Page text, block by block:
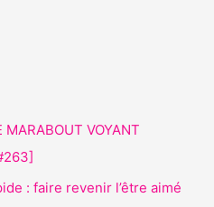
MARABOUT VOYANT
: faire revenir l’être aimé